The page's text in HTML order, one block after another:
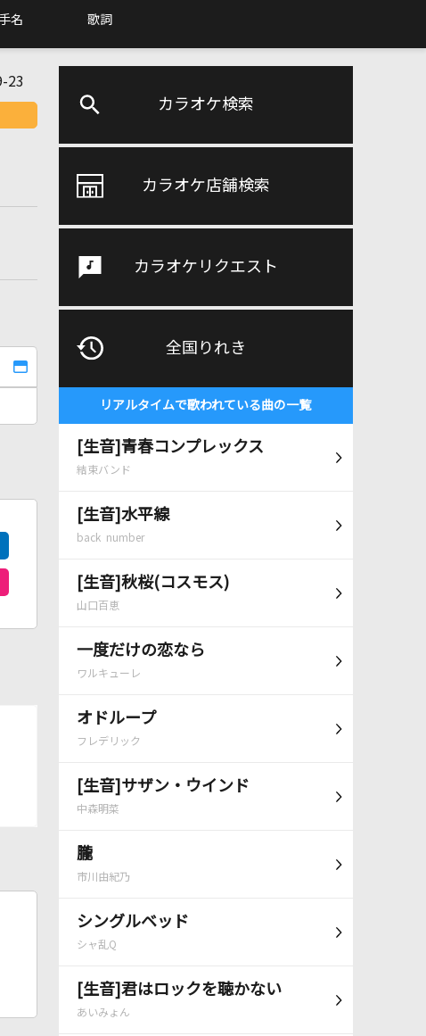
名 歌詞
カラオケ検索
カラオケ店舗検索
カラオケリクエスト
全国りれき
リアルタイムで歌われている曲の一覧
[生音]青春コンプレックス
結束バンド
[生音]水平線
back number
[生音]秋桜(コスモス)
山口百恵
一度だけの恋なら
ワルキューレ
オドループ
フレデリック
[生音]サザン・ウインド
中森明菜
朧
市川由紀乃
シングルベッド
シャ乱Q
[生音]君はロックを聴かない
あいみょん
23